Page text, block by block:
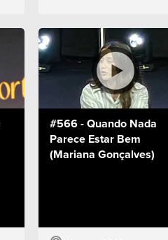
#566 - Quando Nada
Parece Estar Bem
(Mariana Gonçalves)